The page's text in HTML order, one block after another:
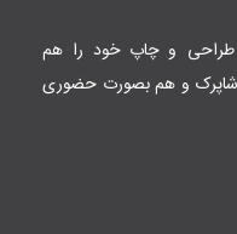
طراحی و چاپ خود را هم
و هم بصورت حضوری